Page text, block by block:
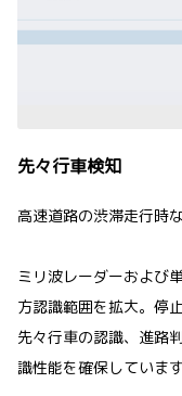
先々行車検知
高速道路の渋滞走行時
ミリ波レーダーおよび
方認識範囲を拡大。停
先々行車の認識、進路
識性能を確保しています